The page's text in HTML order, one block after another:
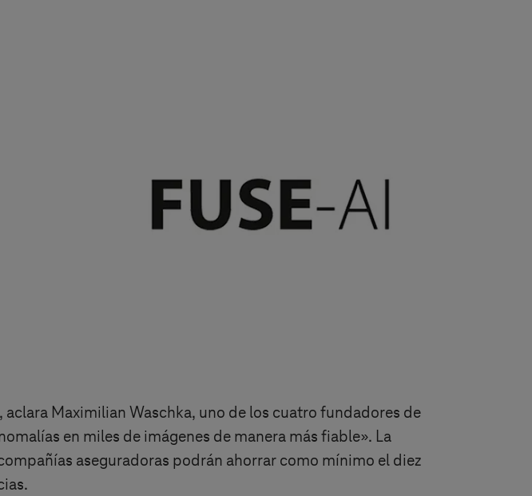
Maximilian Waschka, uno de los cuatro fundadores de
en miles de imágenes de manera más fiable». La
aseguradoras podrán ahorrar como mínimo el diez